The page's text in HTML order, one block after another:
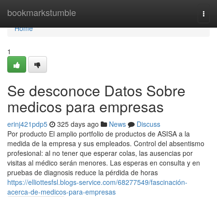
bookmarkstumble
Home
Home
1
Se desconoce Datos Sobre
medicos para empresas
erinj421pdp5 325 days ago News
Discuss
Por producto El amplio portfolio de productos de ASISA a la
medida de la empresa y sus empleados. Control del absentismo
profesional: al no tener que esperar colas, las ausencias por
visitas al médico serán menores. Las esperas en consulta y en
pruebas de diagnosis reduce la pérdida de horas
https://elliottesfsl.blogs-service.com/68277549/fascinación-
acerca-de-medicos-para-empresas